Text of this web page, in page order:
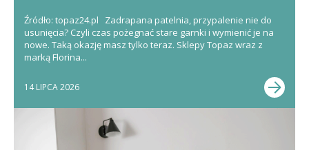
Źródło: topaz24.pl Zadrapana patelnia, przypalenie nie do
usunięcia? Czyli czas pożegnać stare garnki i wymienić je na
nowe. Taką okazję masz tylko teraz. Sklepy Topaz wraz z
marką Florina...
14 LIPCA 2026